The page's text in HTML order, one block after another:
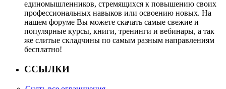
единомышленников, стремящихся к повышению своих
профессиональных навыков или освоению новых. На
нашем форуме Вы можете скачать самые свежие и
популярные курсы, книги, тренинги и вебинары, а так
же слитые складчины по самым разным направлениям
бесплатно!
ССЫЛКИ